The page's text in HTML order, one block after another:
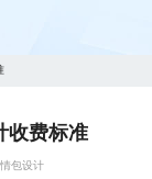
收费标准
包设计